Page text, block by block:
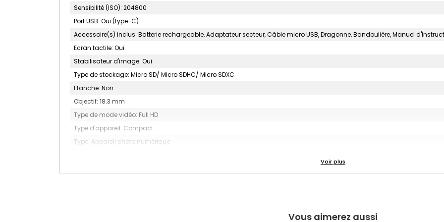
Sensibilité (ISO): 204800
Port USB: Oui (type-C)
Accessoire(s) inclus: Batterie rechargeable, Adaptateur secteur, Câble micro USB, Dragonne, Bandoulière, Manuel
Ecran tactile: Oui
Stabilisateur d'image: Oui
Type de stockage: Micro SD/ Micro SDHC/ Micro SDXC
Etanche: Non
Objectif: 18.3 mm
Type de mode vidéo: Full HD
Type d'appareil: Compact
Type: Appareil photo numérique
Vous aimerez aussi